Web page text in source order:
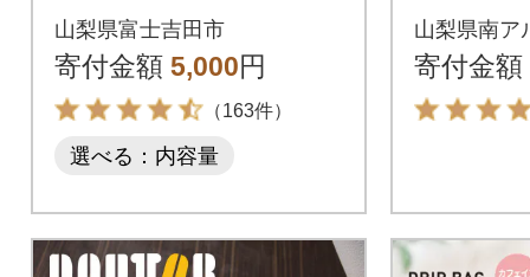
家焙煎珈琲 スペシャ
ルティコーヒー 富士
山の湧き水
山梨県富士吉田市
寄付金額 5,000円
（163件）
選べる：内容量
クアイ
糖
山梨県南ア
寄付金額